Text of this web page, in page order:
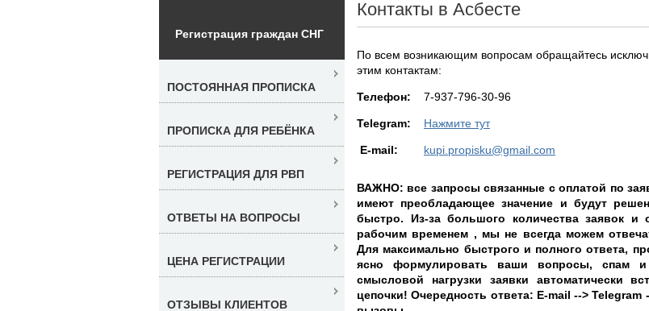
Контакты в Асбесте
По всем возникающим вопросам обращайтесь
этим контактам:
Teлефон: 7-937-796-30-96
Telegram: Нажмите тут
E-mail: kupi.propisku@gmail.com
ВАЖНО: все запросы связанные с оплатой по
имеют преобладающее значение и будут
быстро. Из-за большого количества заявок и
рабочим временем , мы не всегда можем
Для максимально быстрого и полного ответа,
ясно формулировать ваши вопросы, спам
смысловой нагрузки заявки автоматически
цепочки! Очередность ответа: E-mail --> Telegram
Регистрация граждан СНГ
ПОСТОЯННАЯ ПРОПИСКА
ПРОПИСКА ДЛЯ РЕБЁНКА
РЕГИСТРАЦИЯ ДЛЯ РВП
ОТВЕТЫ НА ВОПРОСЫ
ЦЕНА РЕГИСТРАЦИИ
ОТЗЫВЫ КЛИЕНТОВ